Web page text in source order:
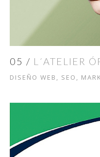
05 / L´ATELIER
DISEÑO WEB, SEO,